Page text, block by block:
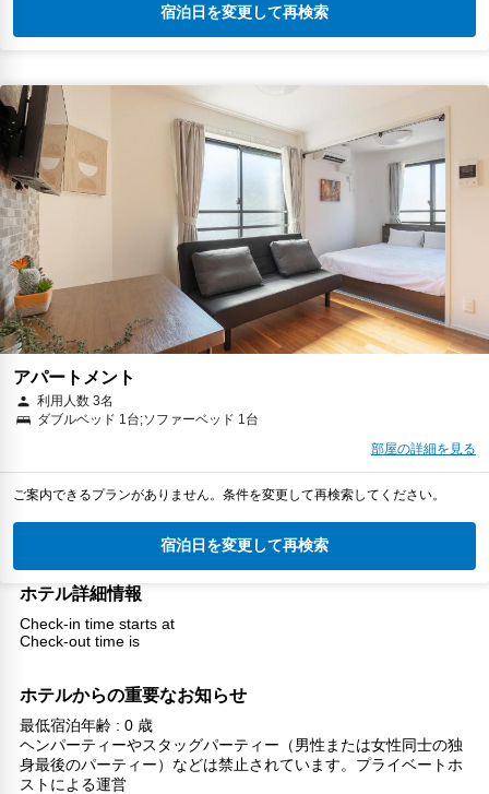
宿泊日を変更して再検索
アパートメント
利用人数 3名
ダブルベッド 1台;ソファーベッド 1台
部屋の詳細を見る
ご案内できるプランがありません。条件を変更して再検索してください。
宿泊日を変更して再検索
ホテル詳細情報
Check-in time starts at
Check-out time is
ホテルからの重要なお知らせ
最低宿泊年齢 : 0 歳
ヘンパーティーやスタッグパーティー（男性または女性同士の独
身最後のパーティー）などは禁止されています。プライベートホ
ストによる運営